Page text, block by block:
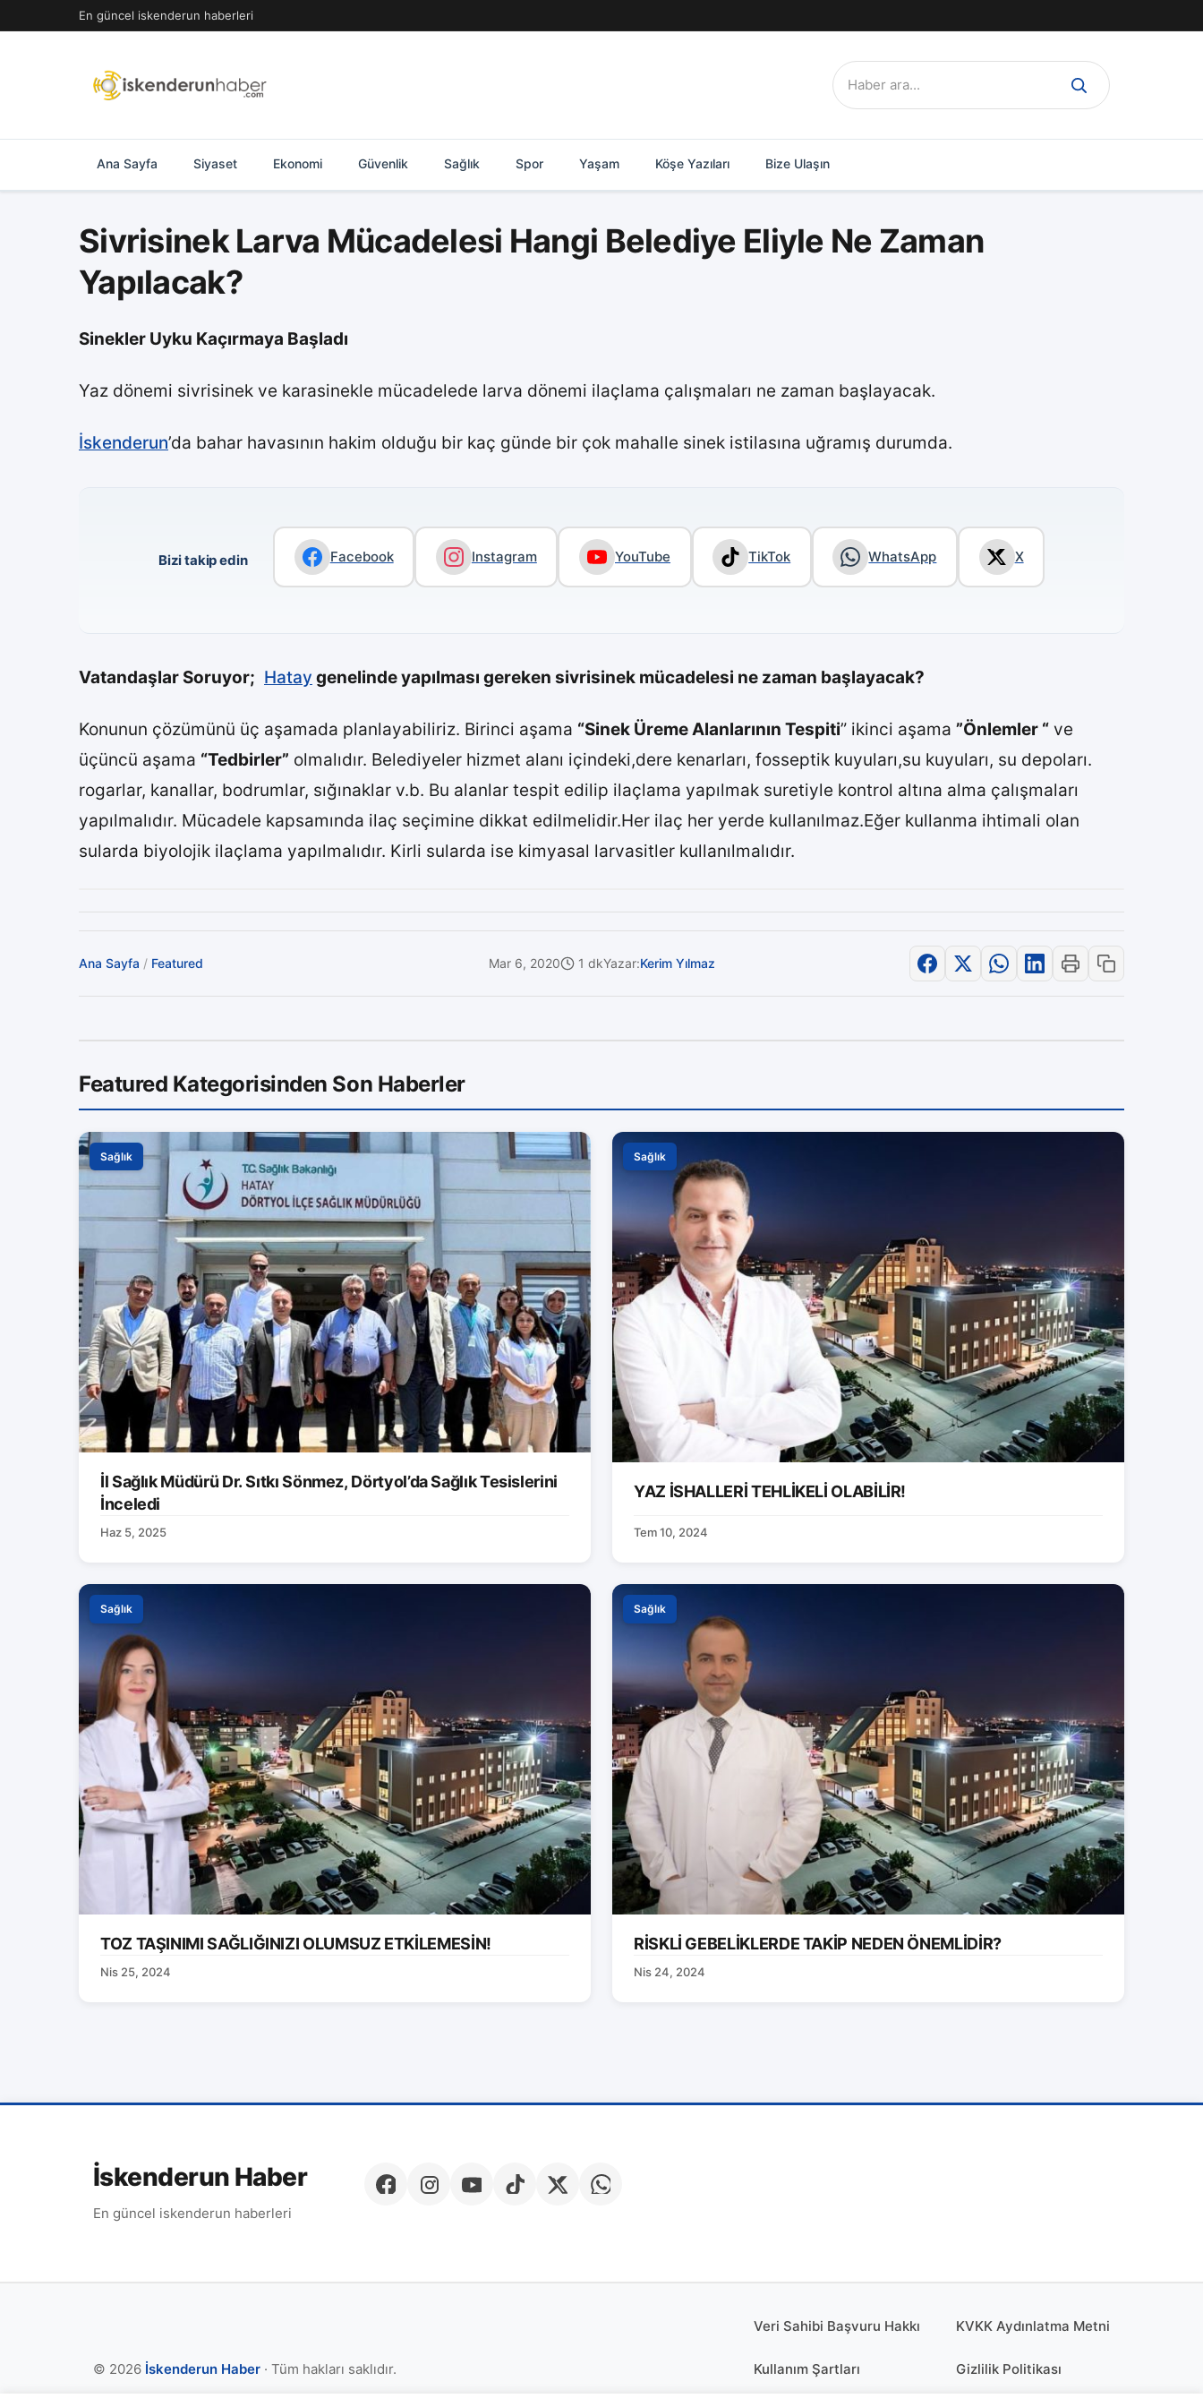
geç
En güncel iskenderun haberleri
Ara:
Ana Sayfa Siyaset Ekonomi Güvenlik Sağlık Spor Yaşam Köşe Yazıları Bize Ulaşın
Sivrisinek Larva Mücadelesi Hangi Belediye Eliyle Ne Zaman
Yapılacak?
Sinekler Uyku Kaçırmaya Başladı
Yaz dönemi sivrisinek ve karasinekle mücadelede larva dönemi ilaçlama çalışmaları ne zaman başlayacak.
İskenderun’da bahar havasının hakim olduğu bir kaç günde bir çok mahalle sinek istilasına uğramış durumda.
Bizi takip edin Facebook Instagram YouTube TikTok WhatsApp X
Vatandaşlar Soruyor; Hatay genelinde yapılması gereken sivrisinek mücadelesi ne zaman başlayacak?
Konunun çözümünü üç aşamada planlayabiliriz. Birinci aşama “Sinek Üreme Alanlarının Tespiti” ikinci aşama ”Önlemler “ ve
üçüncü aşama “Tedbirler” olmalıdır. Belediyeler hizmet alanı içindeki,dere kenarları, fosseptik kuyuları,su kuyuları, su depoları.
rogarlar, kanallar, bodrumlar, sığınaklar v.b. Bu alanlar tespit edilip ilaçlama yapılmak suretiyle kontrol altına alma çalışmaları
yapılmalıdır. Mücadele kapsamında ilaç seçimine dikkat edilmelidir.Her ilaç her yerde kullanılmaz.Eğer kullanma ihtimali olan
sularda biyolojik ilaçlama yapılmalıdır. Kirli sularda ise kimyasal larvasitler kullanılmalıdır.
Ana Sayfa / Featured Mar 6, 2020 1 dkYazar:Kerim Yılmaz
Featured Kategorisinden Son Haberler
Sağlık
İl Sağlık Müdürü Dr. Sıtkı Sönmez, Dörtyol’da Sağlık Tesislerini
İnceledi
Haz 5, 2025
Sağlık
YAZ İSHALLERİ TEHLİKELİ OLABİLİR!
Tem 10, 2024
Sağlık
TOZ TAŞINIMI SAĞLIĞINIZI OLUMSUZ ETKİLEMESİN!
Nis 25, 2024
Sağlık
RİSKLİ GEBELİKLERDE TAKİP NEDEN ÖNEMLİDİR?
Nis 24, 2024
İskenderun Haber
En güncel iskenderun haberleri
© 2026 İskenderun Haber · Tüm hakları saklıdır.
Veri Sahibi Başvuru Hakkı KVKK Aydınlatma Metni
Kullanım Şartları Gizlilik Politikası